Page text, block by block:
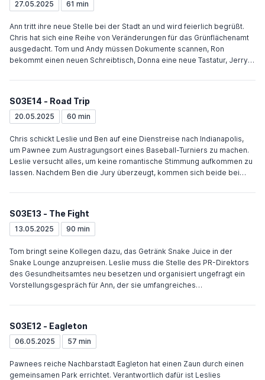
führt. Beide nehmen sich vor, in Zukunft vorsichtiger zu sein. Eine
heran und fragt sie, ob sie Interesse und eine saubere Weste hat, was
Leslie bejaht. Tom wechselt zu Entertainment 720.
27.05.2025 61 min
Ann tritt ihre neue Stelle bei der Stadt an und wird feierlich begrüßt.
Chris hat sich eine Reihe von Veränderungen für das Grünflächenamt
ausgedacht. Tom und Andy müssen Dokumente scannen, Ron
bekommt einen neuen Schreibtisch, Donna eine neue Tastatur, Jerry
Veränderungen. Ron überzeugt Chris sie zurückzunehmen, behält
Schreibtisch. Leslie und Ben führen eine heimliche Beziehung. Ben hat
ein dienstliches Meeting mit Leslies Mutter und blamiert sich. Leslie
ihre Mutter mit ihm flirtet. Schließlich erzählt er ihr, dass er Leslie
datet.
S03E14 - Road Trip
20.05.2025 60 min
Chris schickt Leslie und Ben auf eine Dienstreise nach Indianapolis,
um Pawnee zum Austragungsort eines Baseball-Turniers zu machen.
Leslie versucht alles, um keine romantische Stimmung aufkommen zu
lassen. Nachdem Ben die Jury überzeugt, kommen sich beide bei
mitzufeiern. Zurück in Pawnee küssen sich beide das erste Mal. Tom
als ihren liebsten Rockstar nicht Andy nennt, wird er sauer und
verkauft seine Gitarre. April spricht mit Ann, klaut Andys Gitarre zurück
Neunjährigen, die für ein Schulprojekt im Amt ist, warum es falsch ist
Steuern zu erheben und schenkt ihr eine Landmine.
S03E13 - The Fight
13.05.2025 90 min
Tom bringt seine Kollegen dazu, das Getränk Snake Juice in der
Snake Lounge anzupreisen. Leslie muss die Stelle des PR-Direktors
des Gesundheitsamtes neu besetzen und organisiert ungefragt ein
Vorstellungsgespräch für Ann, der sie umfangreiches
Date „The Douche“ in der Snake Lounge trifft, geraten beide in einen
reiche Witwe und enden wie Leslie, Ann, Tom, Ben, Jerry und Ron total
betrunken. Am nächsten Tag sind außer Ron alle schwer verkatert.
Streit fühlt und erfährt, dass Leslie ihn mag. Ann kommt zum
Vorstellungsgespräch und nimmt die Stelle in Teilzeit an, während sie
S03E12 - Eagleton
06.05.2025 57 min
Pawnees reiche Nachbarstadt Eagleton hat einen Zaun durch einen
gemeinsamen Park errichtet. Verantwortlich dafür ist Leslies